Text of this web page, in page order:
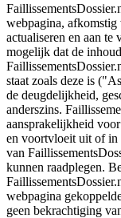
webpagina, afkomstig
actualiseren en aan te
mogelijk dat de
staat zoals deze is
de deugdelijkheid,
anderszins.
aansprakelijkheid
en voortvloeit uit of in
van
kunnen raadplegen.
webpagina
geen bekrachtiging